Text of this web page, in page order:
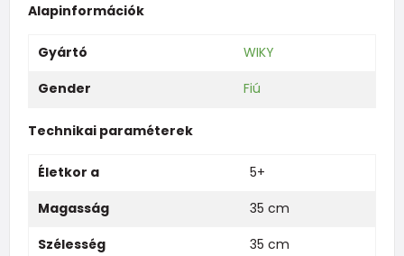
Alapinformációk
Gyártó
WIKY
Gender
Fiú
Technikai paraméterek
Életkor a
5+
Magasság
35 cm
Szélesség
35 cm